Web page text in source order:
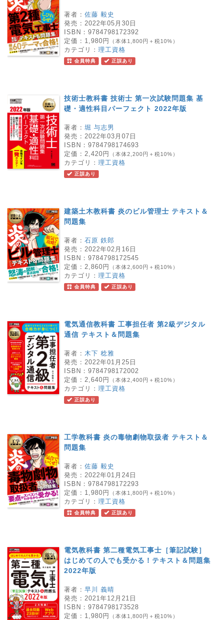
著者： 佐藤 毅史
発売： 2022年05月30日
ISBN： 9784798172392
定価： 1,980円 （本体1,800円＋税10%）
カテゴリ： 理工資格
会員特典 正誤あり
技術士教科書 技術士 第一次試験問題集 基
礎・適性科目パーフェクト 2022年版
著者： 堀 与志男
発売： 2022年03月07日
ISBN： 9784798174693
定価： 2,420円 （本体2,200円＋税10%）
カテゴリ： 理工資格
正誤あり
建築土木教科書 炎のビル管理士 テキスト＆
問題集
著者： 石原 鉄郎
発売： 2022年02月16日
ISBN： 9784798172545
定価： 2,860円 （本体2,600円＋税10%）
カテゴリ： 理工資格
会員特典 正誤あり
電気通信教科書 工事担任者 第2級デジタル
通信 テキスト＆問題集
著者： 木下 稔雅
発売： 2022年01月25日
ISBN： 9784798172002
定価： 2,640円 （本体2,400円＋税10%）
カテゴリ： 理工資格
正誤あり
工学教科書 炎の毒物劇物取扱者 テキスト＆
問題集
著者： 佐藤 毅史
発売： 2022年01月24日
ISBN： 9784798172293
定価： 1,980円 （本体1,800円＋税10%）
カテゴリ： 理工資格
会員特典 正誤あり
電気教科書 第二種電気工事士［筆記試験］
はじめての人でも受かる！テキスト＆問題集
2022年版
著者： 早川 義晴
発売： 2021年12月21日
ISBN： 9784798173528
定価： 1,980円 （本体1,800円＋税10%）